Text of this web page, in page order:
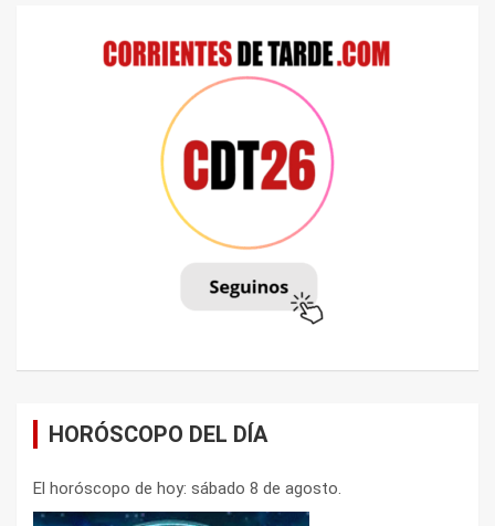
HORÓSCOPO DEL DÍA
El horóscopo de hoy: sábado 8 de agosto.